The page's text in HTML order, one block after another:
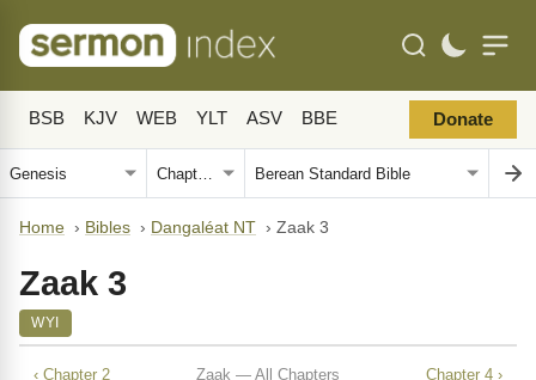
BSB KJV WEB YLT ASV BBE Donate
Home › Bibles › Dangaléat NT › Zaak 3
Zaak 3
WYI
‹ Chapter 2 Zaak — All Chapters Chapter 4 ›